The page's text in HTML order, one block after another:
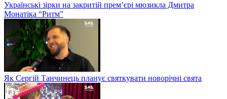
Українські зірки на закритій прем’єрі мюзикла Дмитра
Монатіка “Ритм”
Як Сергій Танчинець планує святкувати новорічні свята